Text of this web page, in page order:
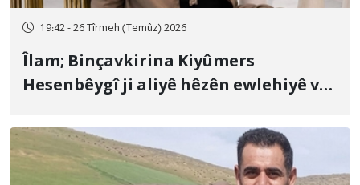
19:42 - 26 Tîrmeh (Temûz) 2026
Îlam; Binçavkirina Kiyûmers
Hesenbêygî ji aliyê hêzên ewlehiyê ve